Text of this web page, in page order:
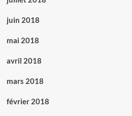
juin 2018
mai 2018
avril 2018
mars 2018
février 2018